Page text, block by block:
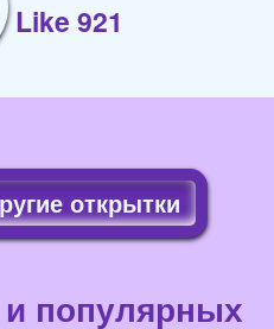
Like 921
открытки
популярных